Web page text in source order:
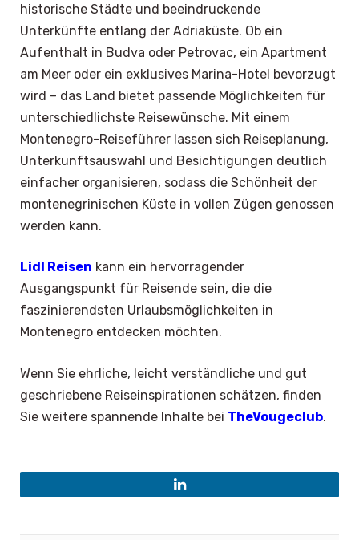
historische Städte und beeindruckende
Unterkünfte entlang der Adriaküste. Ob ein
Aufenthalt in Budva oder Petrovac, ein Apartment
am Meer oder ein exklusives Marina-Hotel bevorzugt
wird – das Land bietet passende Möglichkeiten für
unterschiedlichste Reisewünsche. Mit einem
Montenegro-Reiseführer lassen sich Reiseplanung,
Unterkunftsauswahl und Besichtigungen deutlich
einfacher organisieren, sodass die Schönheit der
montenegrinischen Küste in vollen Zügen genossen
werden kann.
Lidl Reisen kann ein hervorragender
Ausgangspunkt für Reisende sein, die die
faszinierendsten Urlaubsmöglichkeiten in
Montenegro entdecken möchten.
Wenn Sie ehrliche, leicht verständliche und gut
geschriebene Reiseinspirationen schätzen, finden
Sie weitere spannende Inhalte bei TheVougeclub.
LinkedIn